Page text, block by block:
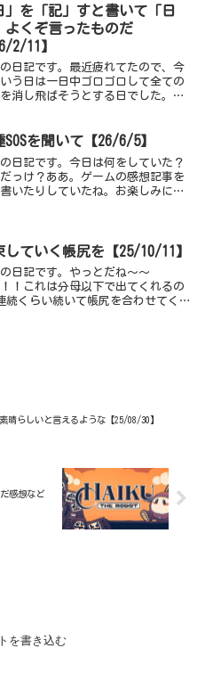
～外～長期連載の漫画...
」を「記」すと書いて「日
よくぞ言ったものだ
2/11】
日記です。最近疲れてたので、今
いう日は一日中ゴロゴロして全ての
消し飛ばそうとする日でした。一
これを作ってました。圧巻ですね、
SOSを聞いて【26/6/5】
日記です。今日は何をしていた？
っけ？ああ。ゲームの感想記事を
いたりしていたね。お楽しみに。
謎の数が明確じ...
していく帳尻を【25/10/11】
日記です。やっとだね～～
！これは分母以下で出てくれるの
続くらい続いて帳尻を合わせてくれ
晴らしいと言えるような【25/08/30】
感想など
を書き込む